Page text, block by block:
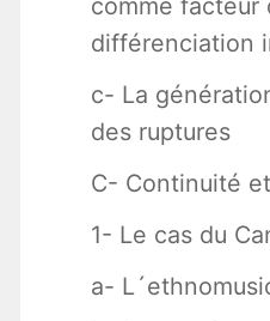
comme facteur
différenciation
c- La
des ruptures
C- Continuité
1- Le cas du
a-